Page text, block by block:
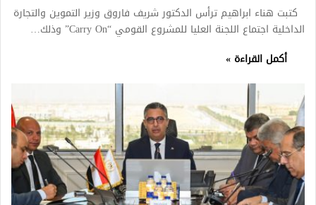
كتبت هناء ابراهيم ترأس الدكتور شريف فاروق وزير التموين والتجارة
الداخلية اجتماع اللجنة العليا للمشروع القومي “Carry On” وذلك…
أكمل القراءة »